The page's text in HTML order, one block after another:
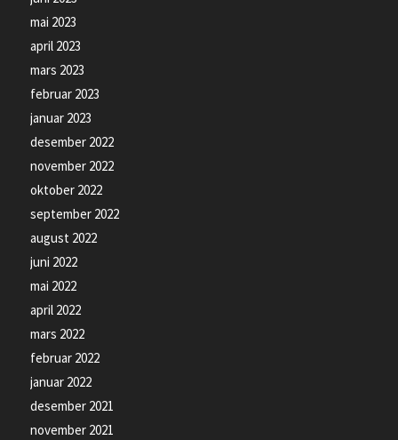
mai 2023
april 2023
mars 2023
februar 2023
januar 2023
desember 2022
november 2022
oktober 2022
september 2022
august 2022
juni 2022
mai 2022
april 2022
mars 2022
februar 2022
januar 2022
desember 2021
november 2021